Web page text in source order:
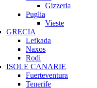
Gizzeria
Puglia
Vieste
GRECIA
Lefkada
Naxos
Rodi
ISOLE CANARIE
Fuerteventura
Tenerife